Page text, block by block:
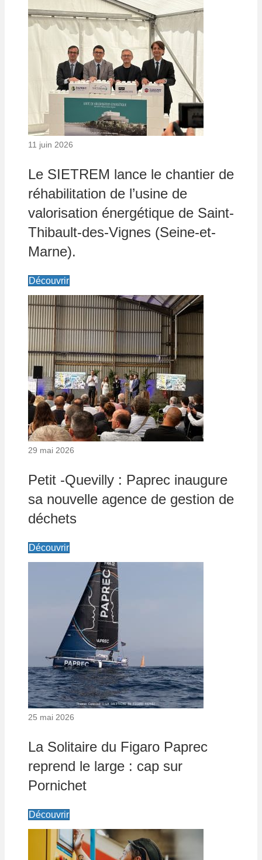
11 juin 2026
Le SIETREM lance le chantier de
réhabilitation de l’usine de
valorisation énergétique de Saint-
Thibault-des-Vignes (Seine-et-
Marne).
Découvrir
29 mai 2026
Petit -Quevilly : Paprec inaugure
sa nouvelle agence de gestion de
déchets
Découvrir
25 mai 2026
La Solitaire du Figaro Paprec
reprend le large : cap sur
Pornichet
Découvrir